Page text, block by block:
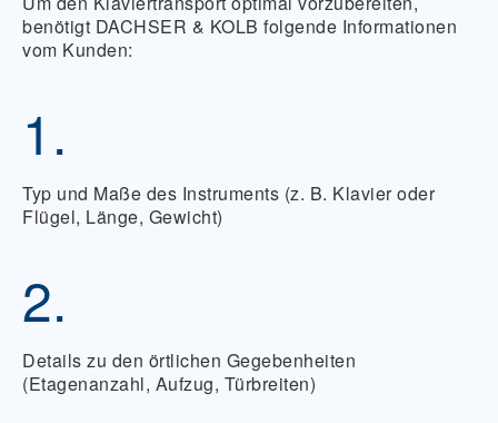
benötigt DACHSER & KOLB folgende Informationen
vom Kunden:
1.
Typ und Maße des Instruments (z. B. Klavier oder
Flügel, Länge, Gewicht)
2.
Details zu den örtlichen Gegebenheiten
(Etagenanzahl, Aufzug, Türbreiten)